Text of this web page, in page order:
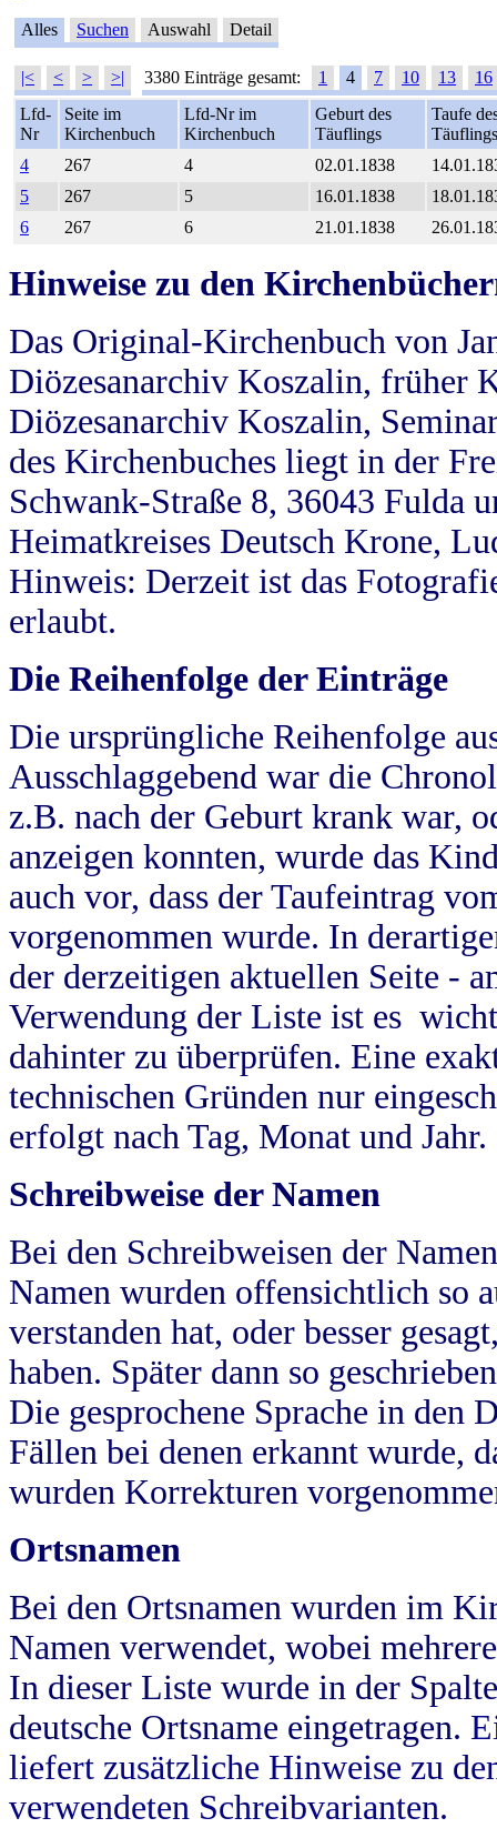
Alles Suchen Auswahl Detail
|< < > >| 3380 Einträge gesamt: 1 4 7 10 13
16
Lfd-
Nr
Seite im
Kirchenbuch
Lfd-Nr im
Kirchenbuch
Geburt des
Täuflings
Taufe
Täuflings
4
267 4 02.01.1838
5
267 5 16.01.1838
6
267 6 21.01.1838
Hinweise zu den
Das Original-Kirchenbuch von
Diözesanarchiv Koszalin, früher
Diözesanarchiv Koszalin,
des Kirchenbuches liegt in der
Schwank-Straße 8, 36043 Fulda
Heimatkreises Deutsch Krone,
Hinweis: Derzeit ist das
erlaubt.
Die Reihenfolge der Einträge
Die ursprüngliche Reihenfolge
Ausschlaggebend war die
z.B. nach der Geburt krank war,
anzeigen konnten, wurde das
auch vor, dass der Taufeintrag
vorgenommen wurde. In
der derzeitigen aktuellen Seite -
Verwendung der Liste ist es
dahinter zu überprüfen. Eine
technischen Gründen nur
erfolgt nach Tag, Monat und Jahr.
Schreibweise der Namen
Bei den Schreibweisen der
Namen wurden offensichtlich so
verstanden hat, oder besser
haben. Später dann so
Die gesprochene Sprache in
Fällen bei denen erkannt wurde,
wurden Korrekturen
Ortsnamen
Bei den Ortsnamen wurden im
Namen verwendet, wobei
In dieser Liste wurde in der
deutsche Ortsname eingetragen.
liefert zusätzliche Hinweise zu
verwendeten Schreibvarianten.